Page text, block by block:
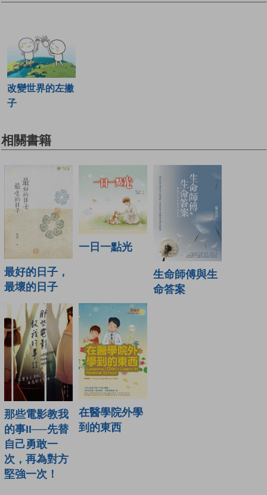
改變世界的左撇
子
相關書籍
最好的日子，
最壞的日子
一日一點光
生命師傅與生
命答案
那些電影教我
的事II──先替
自己勇敢一
次，再為對方
堅強一次！
在醫學院外學
到的東西